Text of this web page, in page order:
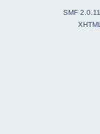
SMF 2.0.11